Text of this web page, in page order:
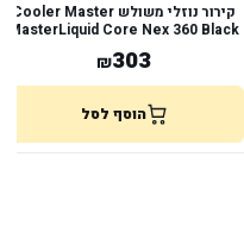
קירור נוזלי משולש Cooler Master
MasterLiquid Core Nex 360 Black
₪303
הוסף לסל